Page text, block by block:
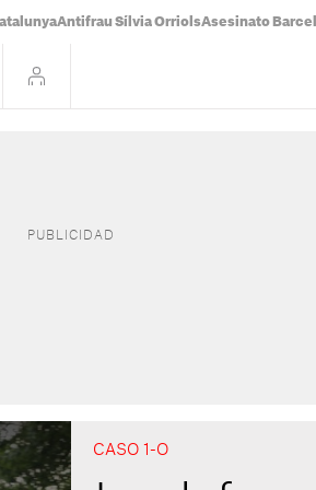
Antifrau Sílvia OrriolsAsesinato
CASO 1-O